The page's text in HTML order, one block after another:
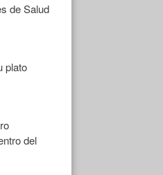
de Salud
plato
del